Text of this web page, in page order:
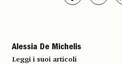
Alessia De Michelis
Leggi i suoi articoli